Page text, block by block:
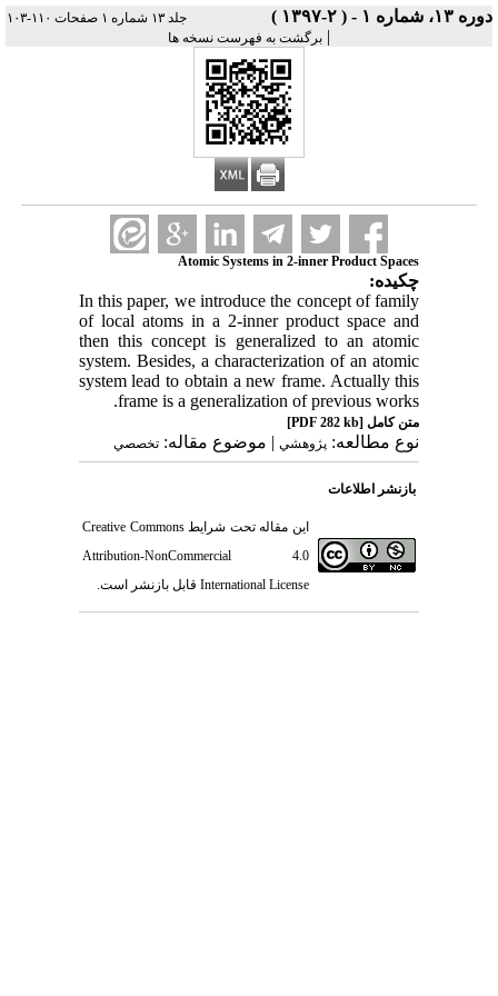
دوره ۱۳، شماره ۱ - ( ۲-۱۳۹۷ ) جلد ۱۳ شماره ۱ صفحات ۱۱۰-۱۰۳
| برگشت به فهرست نسخه ها
Atomic Systems in 2-inner Product Spaces
چکیده:
In this paper, we introduce the concept of family
of local atoms in a 2-inner product space and
then this concept is generalized to an atomic
system. Besides, a characterization of an atomic
system lead to obtain a new frame. Actually this
frame is a generalization of previous works.
متن کامل[PDF 282 kb]
نوع مطالعه: پژوهشي| موضوع مقاله: تخصصي
بازنشر اطلاعات
این مقاله تحت شرایطCreative Commons
Attribution-NonCommercial 4.0
International License قابل بازنشر است.